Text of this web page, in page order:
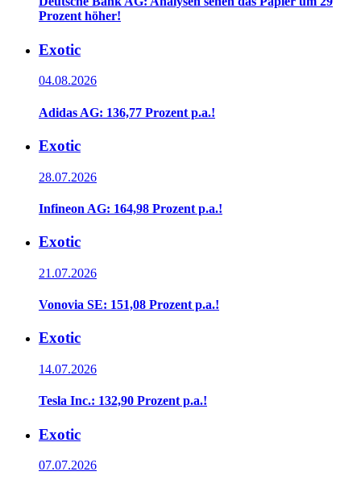
Prozent höher!
Exotic
04.08.2026
Adidas AG: 136,77 Prozent p.a.!
Exotic
28.07.2026
Infineon AG: 164,98 Prozent p.a.!
Exotic
21.07.2026
Vonovia SE: 151,08 Prozent p.a.!
Exotic
14.07.2026
Tesla Inc.: 132,90 Prozent p.a.!
Exotic
07.07.2026